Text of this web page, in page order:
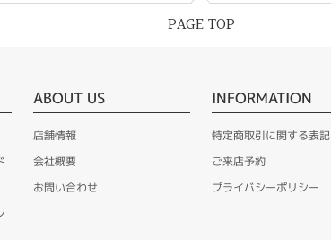
PAGE TOP
ABOUT US
店舗情報
会社概要
お問い合わせ
INFORMATION
特定商取引に関する表記
ご来店予約
プライバシーポリシー